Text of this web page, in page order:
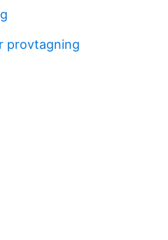
provtagning